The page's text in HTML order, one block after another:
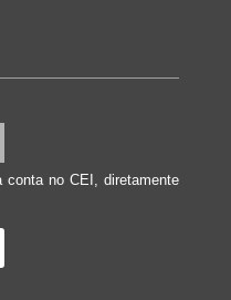
no CEI, diretamente